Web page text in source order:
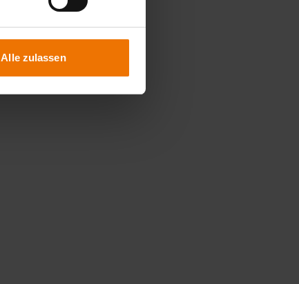
Alle zulassen